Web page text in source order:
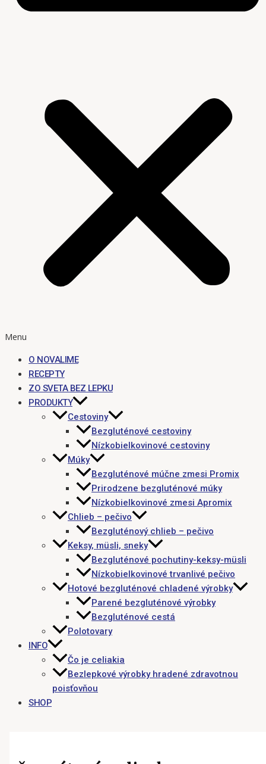
Menu
O NOVALIME
RECEPTY
ZO SVETA BEZ LEPKU
PRODUKTY
Cestoviny
Bezgluténové cestoviny
Nízkobielkovinové cestoviny
Múky
Bezgluténové múčne zmesi Promix
Prirodzene bezgluténové múky
Nízkobielkovinové zmesi Apromix
Chlieb – pečivo
Bezgluténový chlieb – pečivo
Keksy, müsli, sneky
Bezgluténové pochutiny-keksy-müsli
Nízkobielkovinové trvanlivé pečivo
Hotové bezgluténové chladené výrobky
Parené bezgluténové výrobky
Bezgluténové cestá
Polotovary
INFO
Čo je celiakia
Bezlepkové výrobky hradené zdravotnou
poisťovňou
SHOP